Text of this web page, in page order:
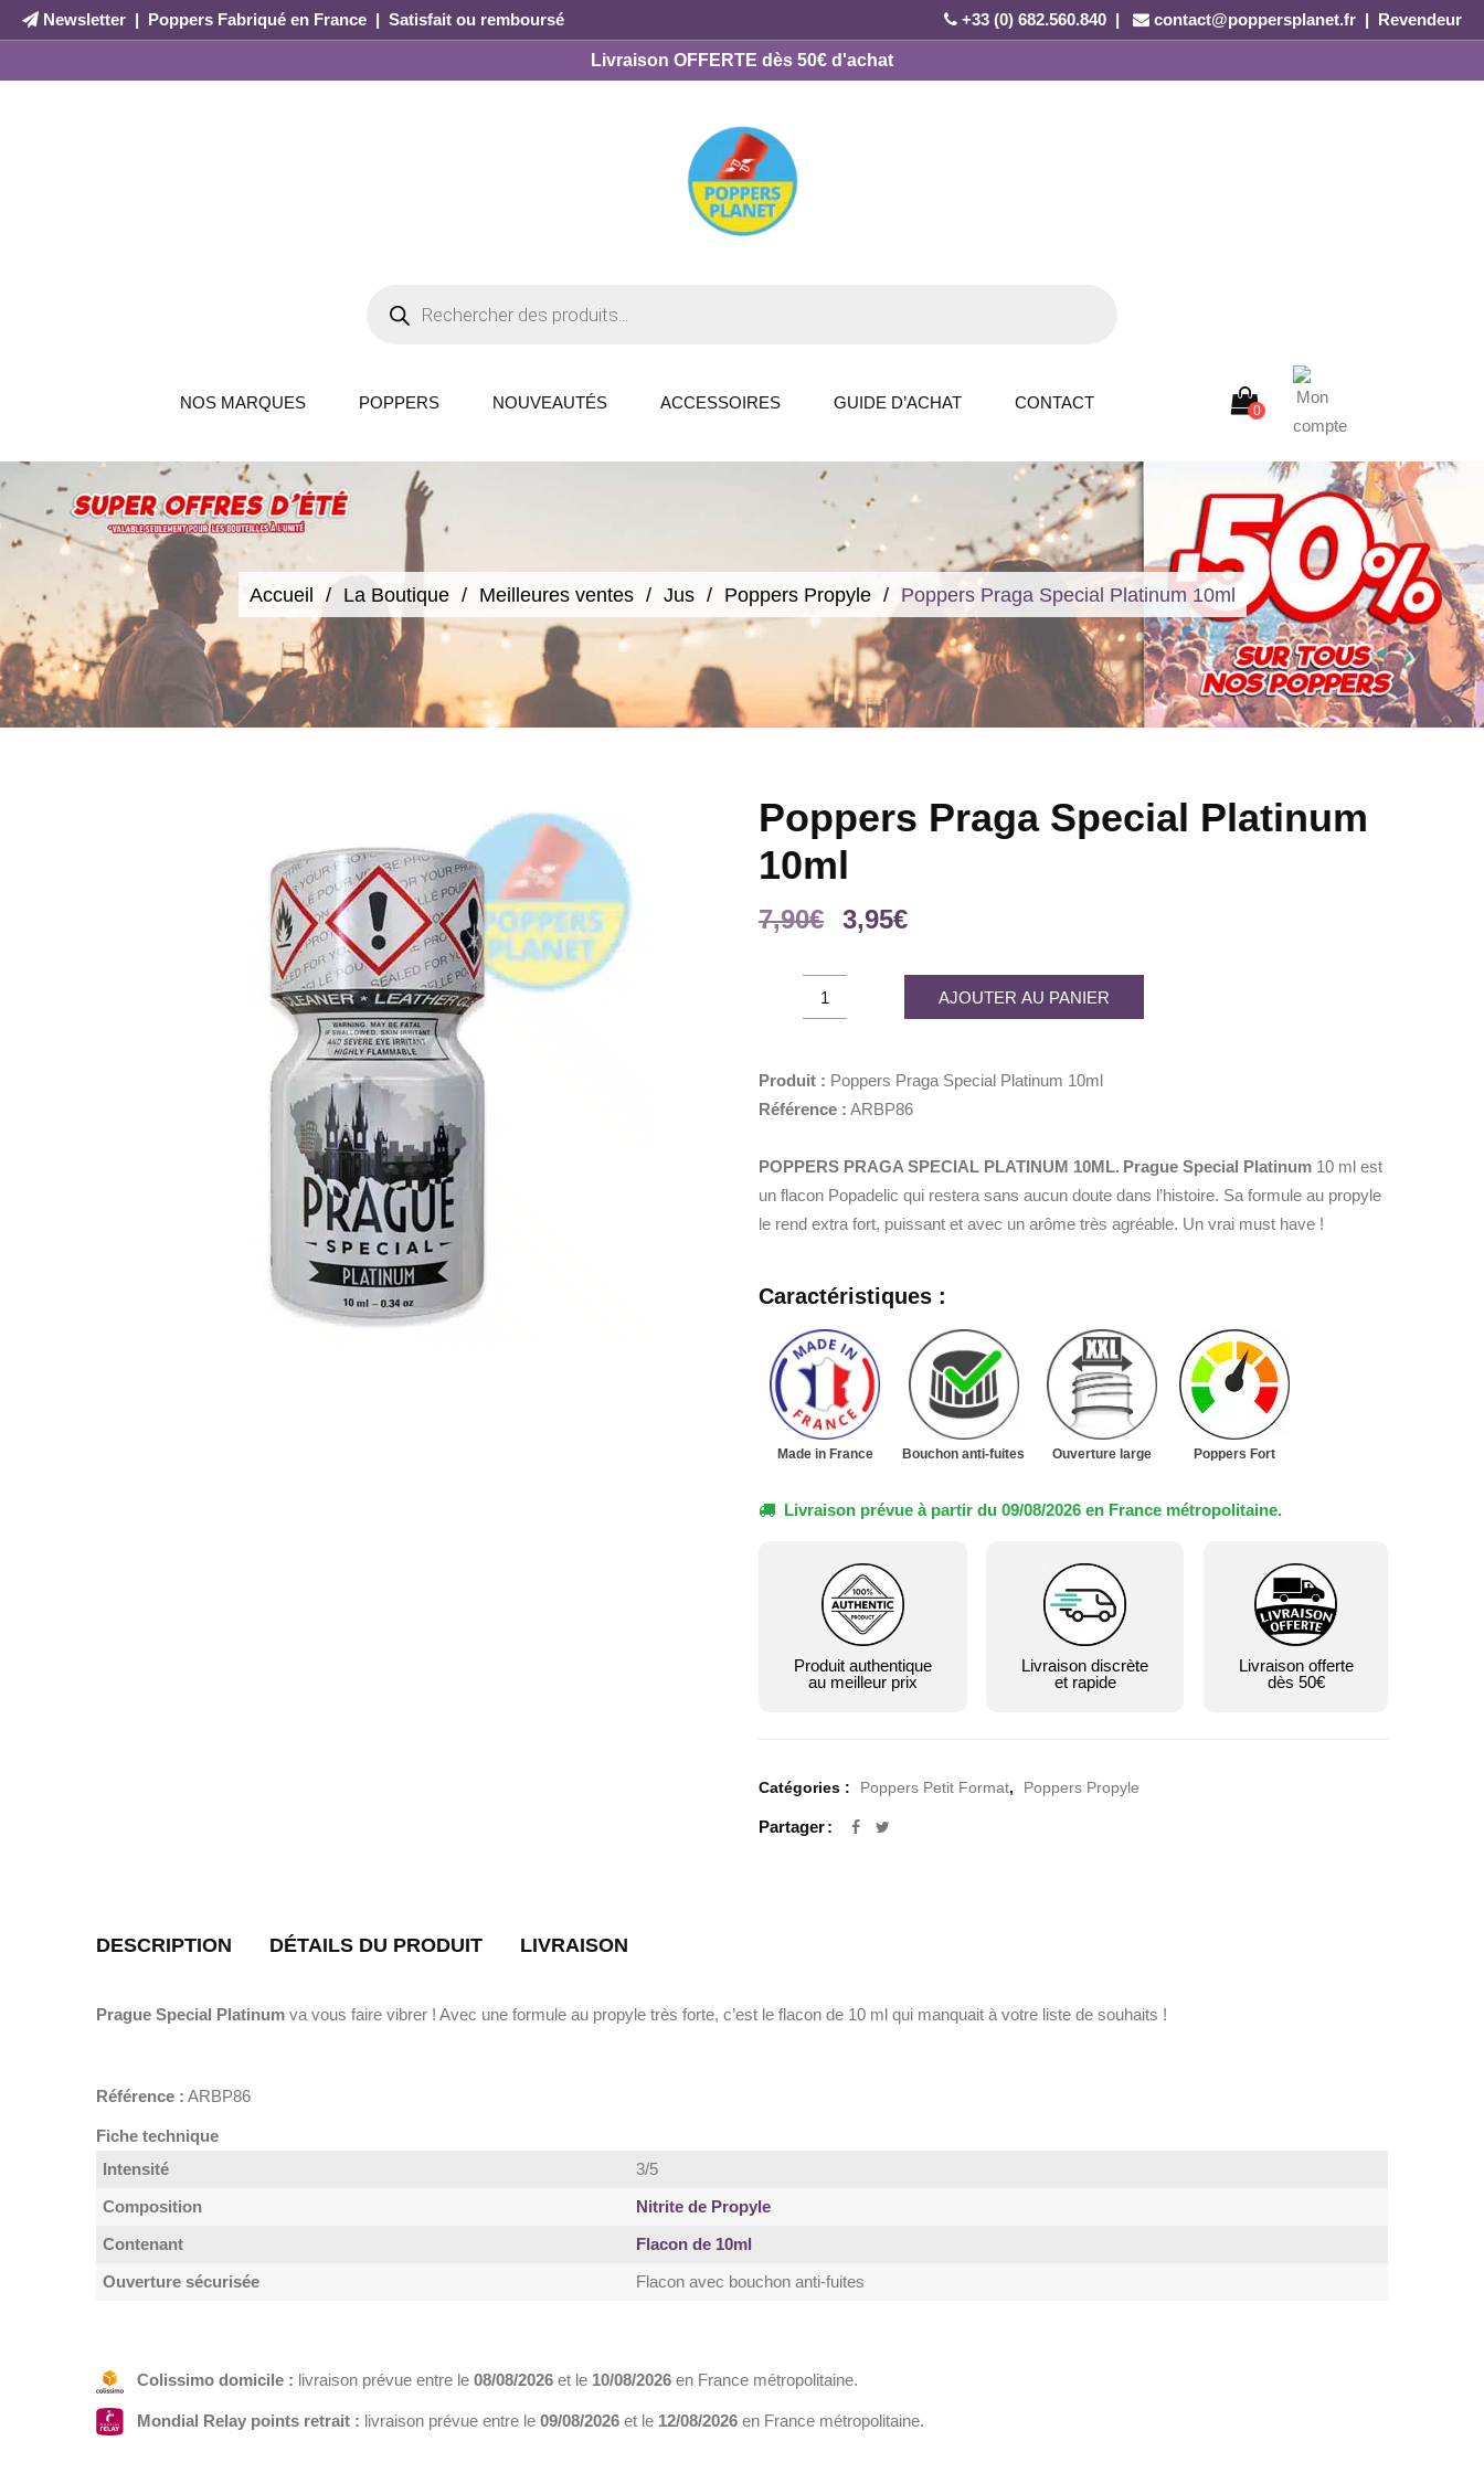
Newsletter | Poppers Fabriqué en France | Satisfait ou remboursé +33 (0) 682.560.840 | contact@poppersplanet.fr | Revendeur
Livraison OFFERTE dès 50€ d'achat
NOS MARQUES POPPERS NOUVEAUTÉS ACCESSOIRES GUIDE D’ACHAT CONTACT 0
Accueil La Boutique Meilleures ventes Jus Poppers Propyle Poppers Praga Special Platinum 10ml
Poppers Praga Special Platinum
10ml
7,90€
Le
initial
3,95€Le
actuel
est :
Poppers
Praga
Platinum
10ml
AJOUTER AU PANIER
Produit : Poppers Praga Special Platinum 10ml
Référence : ARBP86
POPPERS PRAGA SPECIAL PLATINUM 10ML. Prague Special Platinum 10 ml est
un flacon Popadelic qui restera sans aucun doute dans l’histoire. Sa formule au propyle
le rend extra fort, puissant et avec un arôme très agréable. Un vrai must have !
Caractéristiques :
Made in France Bouchon anti-fuites Ouverture large Poppers Fort
Livraison prévue à partir du 09/08/2026 en France métropolitaine.
Produit authentique
au meilleur prix
Livraison discrète
et rapide
Livraison offerte
dès 50€
Catégories : Poppers Petit Format, Poppers Propyle
Partager
DESCRIPTION DÉTAILS DU PRODUIT LIVRAISON
Prague Special Platinum va vous faire vibrer ! Avec une formule au propyle très forte, c’est le flacon de 10 ml qui manquait à votre liste de souhaits !
Référence : ARBP86
Fiche technique
Intensité
3/5
Composition
Nitrite de Propyle
Contenant
Flacon de 10ml
Ouverture sécurisée
Flacon avec bouchon anti-fuites
Colissimo domicile : livraison prévue entre le 08/08/2026 et le 10/08/2026 en France métropolitaine.
Mondial Relay points retrait : livraison prévue entre le 09/08/2026 et le 12/08/2026 en France métropolitaine.